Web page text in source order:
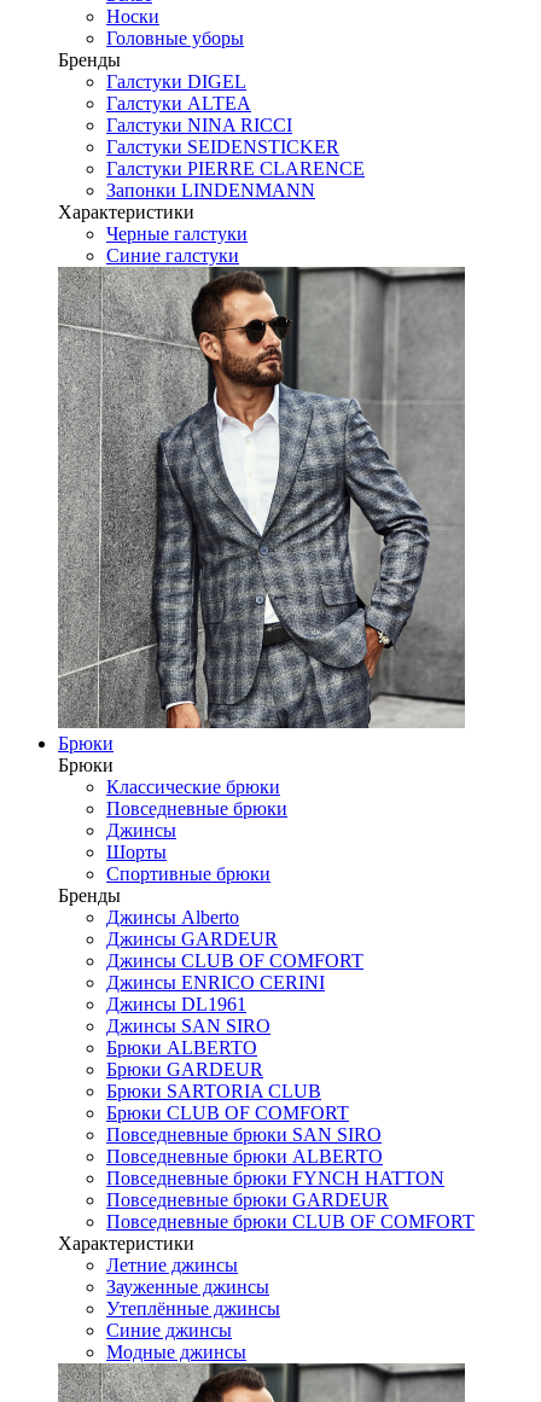
Носки
Головные уборы
Бренды
Галстуки DIGEL
Галстуки ALTEA
Галстуки NINA RICCI
Галстуки SEIDENSTICKER
Галстуки PIERRE CLARENCE
Запонки LINDENMANN
Характеристики
Черные галстуки
Синие галстуки
Брюки
Брюки
Классические брюки
Повседневные брюки
Джинсы
Шорты
Спортивные брюки
Бренды
Джинсы Alberto
Джинсы GARDEUR
Джинсы CLUB OF COMFORT
Джинсы ENRICO CERINI
Джинсы DL1961
Джинсы SAN SIRO
Брюки ALBERTO
Брюки GARDEUR
Брюки SARTORIA CLUB
Брюки CLUB OF COMFORT
Повседневные брюки SAN SIRO
Повседневные брюки ALBERTO
Повседневные брюки FYNCH HATTON
Повседневные брюки GARDEUR
Повседневные брюки CLUB OF COMFORT
Характеристики
Летние джинсы
Зауженные джинсы
Утеплённые джинсы
Синие джинсы
Модные джинсы